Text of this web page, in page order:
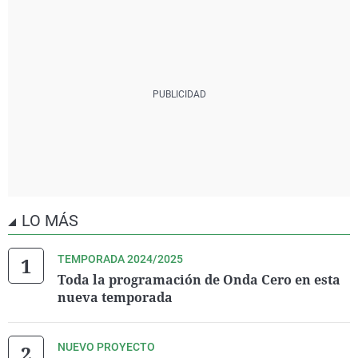
LO MÁS
TEMPORADA 2024/2025
Toda la programación de Onda Cero en esta
nueva temporada
NUEVO PROYECTO